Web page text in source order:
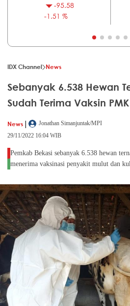
-95.58
-1.51 %
IDX Channel News
Sebanyak 6.538 Hewan
Sudah Terima Vaksin PMK
News |
Jonathan Simanjuntak/MPI
29/11/2022 16:04 WIB
Pemkab Bekasi sebanyak 6.538 hewan
menerima vaksinasi penyakit mulut dan